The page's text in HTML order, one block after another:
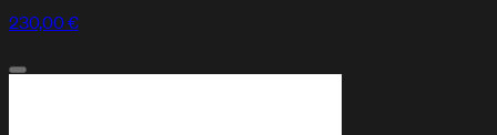
230,00 €